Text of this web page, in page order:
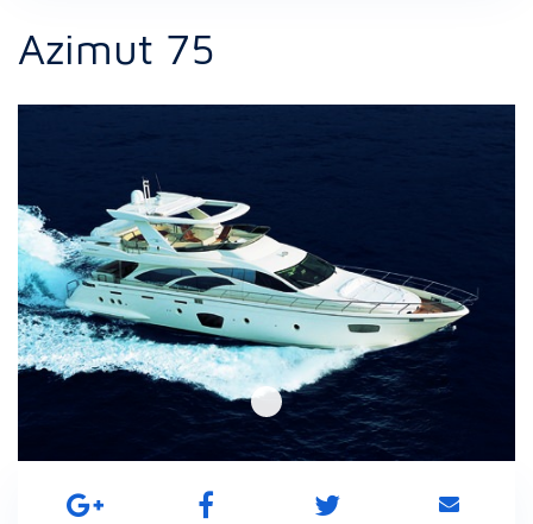
Azimut 75